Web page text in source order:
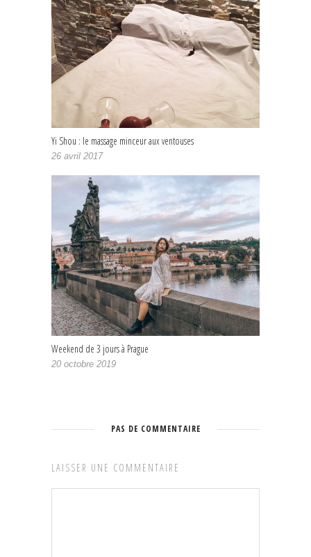
Yi Shou : le massage minceur aux ventouses
26 avril 2017
Weekend de 3 jours à Prague
20 octobre 2019
PAS DE COMMENTAIRE
LAISSER UNE COMMENTAIRE